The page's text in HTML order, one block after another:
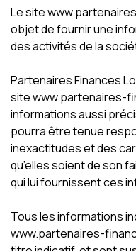
Le site
objet de fournir une
des activités de la
Partenaires Finances
site www.partenaires-
informations aussi
pourra être tenue
inexactitudes et des
qu’elles soient de son
qui lui fournissent ces
Tous les informations
www.partenaires-